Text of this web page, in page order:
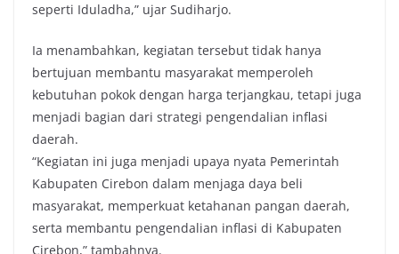
seperti Iduladha,” ujar Sudiharjo.
Ia menambahkan, kegiatan tersebut tidak hanya
bertujuan membantu masyarakat memperoleh
kebutuhan pokok dengan harga terjangkau, tetapi juga
menjadi bagian dari strategi pengendalian inflasi
daerah.
“Kegiatan ini juga menjadi upaya nyata Pemerintah
Kabupaten Cirebon dalam menjaga daya beli
masyarakat, memperkuat ketahanan pangan daerah,
serta membantu pengendalian inflasi di Kabupaten
Cirebon,” tambahnya.